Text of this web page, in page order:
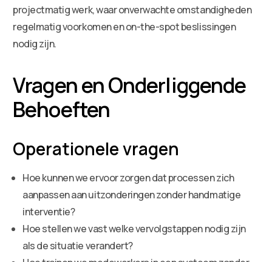
projectmatig werk, waar onverwachte omstandigheden
regelmatig voorkomen en on-the-spot beslissingen
nodig zijn.
Vragen en Onderliggende
Behoeften
Operationele vragen
Hoe kunnen we ervoor zorgen dat processen zich
aanpassen aan uitzonderingen zonder handmatige
interventie?
Hoe stellen we vast welke vervolgstappen nodig zijn
als de situatie verandert?